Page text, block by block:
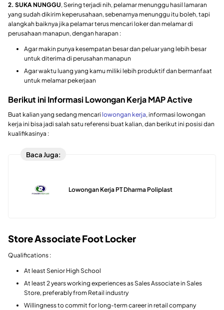
2. SUKA NUNGGU, Sering terjadi nih, pelamar menunggu hasil lamaran
yang sudah dikirim keperusahaan, sebenarnya menunggu itu boleh, tapi
alangkah baiknya jika pelamar terus mencari loker dan melamar di
perusahaan manapun, dengan harapan :
Agar makin punya kesempatan besar dan peluar yang lebih besar
untuk diterima di perusahan manapun
Agar waktu luang yang kamu miliki lebih produktif dan bermanfaat
untuk melamar pekerjaan
Berikut ini Informasi Lowongan Kerja MAP Active
Buat kalian yang sedang mencari lowongan kerja, informasi lowongan
kerja ini bisa jadi salah satu referensi buat kalian, dan berikut ini posisi dan
kualifikasinya :
Baca Juga:
Lowongan Kerja PT Dharma Poliplast
Store Associate Foot Locker
Qualifications :
At least Senior High School
At least 2 years working experiences as Sales Associate in Sales
Store, preferably from Retail industry
Willingness to commit for long-term career in retail company